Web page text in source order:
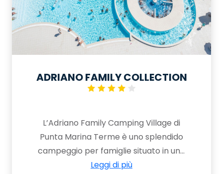
ADRIANO FAMILY COLLECTION
L’Adriano Family Camping Village di
Punta Marina Terme è uno splendido
campeggio per famiglie situato in una
pineta, a 400 metri da una bella
Leggi di più